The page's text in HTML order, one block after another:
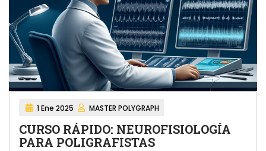
1 Ene 2025 MASTER POLYGRAPH
CURSO RÁPIDO: NEUROFISIOLOGÍA
PARA POLIGRAFISTAS